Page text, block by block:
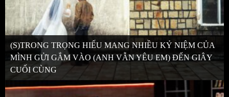
(S)TRONG TRỌNG HIẾU MANG NHIỀU KỶ NIỆM CỦA
MÌNH GỬI GẮM VÀO (ANH VẪN YÊU EM) ĐẾN GIÂY
CUỐI CÙNG